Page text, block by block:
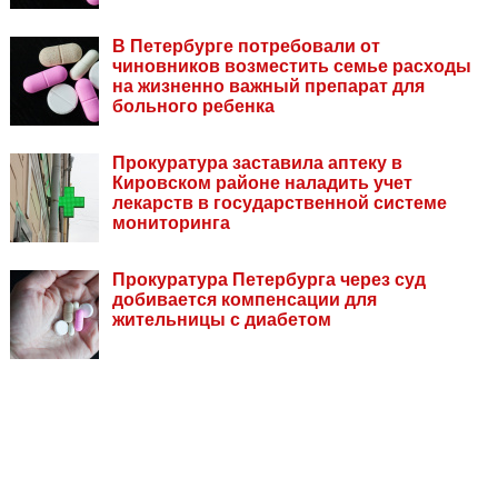
В Петербурге потребовали от
чиновников возместить семье расходы
на жизненно важный препарат для
больного ребенка
Прокуратура заставила аптеку в
Кировском районе наладить учет
лекарств в государственной системе
мониторинга
Прокуратура Петербурга через суд
добивается компенсации для
жительницы с диабетом